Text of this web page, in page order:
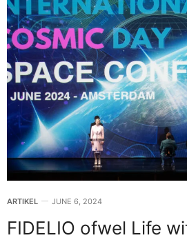
ARTIKEL JUNE 6, 2024
FIDELIO ofwel Life